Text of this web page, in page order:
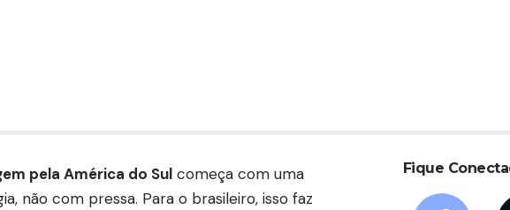
pela América do Sul começa com uma
não com pressa. Para o brasileiro, isso faz
Fique